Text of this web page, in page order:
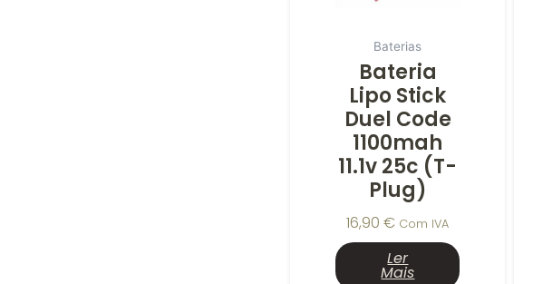
Baterias
Bateria
Lipo Stick
Duel Code
1100mah
11.1v 25c (T-
Plug)
16,90€ Com IVA
Ler
Mais